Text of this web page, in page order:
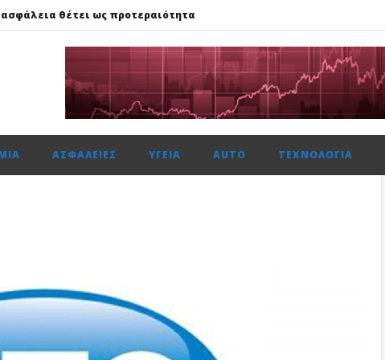
ασφάλεια θέτει ως προτεραιότητα
Αποκτά το πρώτο Παρατηρητήριο Έργων
χρονιά, στους δείκτες FTSE4Good
ασφάλεια θέτει ως προτεραιότητα
ΑΣΦΆΛΕΙΕΣ ΥΓΕΊΑ AUTO ΤΕΧΝΟΛΟΓΊΑ